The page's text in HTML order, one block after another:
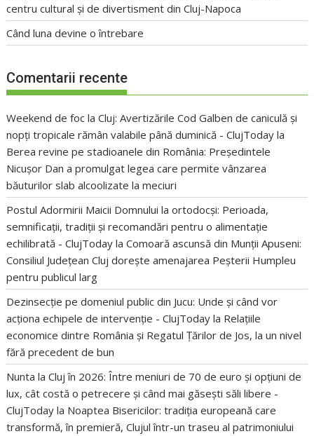
centru cultural și de divertisment din Cluj-Napoca
Când luna devine o întrebare
Comentarii recente
Weekend de foc la Cluj: Avertizările Cod Galben de caniculă și
nopți tropicale rămân valabile până duminică - ClujToday la
Berea revine pe stadioanele din România: Președintele
Nicușor Dan a promulgat legea care permite vânzarea
băuturilor slab alcoolizate la meciuri
Postul Adormirii Maicii Domnului la ortodocși: Perioada,
semnificații, tradiții și recomandări pentru o alimentație
echilibrată - ClujToday laComoară ascunsă din Munții Apuseni:
Consiliul Județean Cluj dorește amenajarea Peșterii Humpleu
pentru publicul larg
Dezinsecție pe domeniul public din Jucu: Unde și când vor
acționa echipele de intervenție - ClujToday la Relațiile
economice dintre România și Regatul Țărilor de Jos, la un nivel
fără precedent de bun
Nunta la Cluj în 2026: Între meniuri de 70 de euro și opțiuni de
lux, cât costă o petrecere și când mai găsești săli libere -
ClujToday la Noaptea Bisericilor: tradiția europeană care
transformă, în premieră, Clujul într-un traseu al patrimoniului